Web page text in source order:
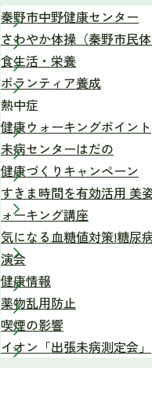
秦野市中野健康センター
さわやか体操（秦野市民体
食生活・栄養
ボランティア養成
熱中症
健康ウォーキングポイント
未病センターはだの
健康づくりキャンペーン
すきま時間を有効活用 美
ォーキング講座
気になる血糖値対策!糖尿
演会
健康情報
薬物乱用防止
喫煙の影響
イオン「出張未病測定会」